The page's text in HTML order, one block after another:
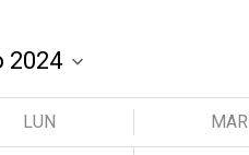
LUN MAR